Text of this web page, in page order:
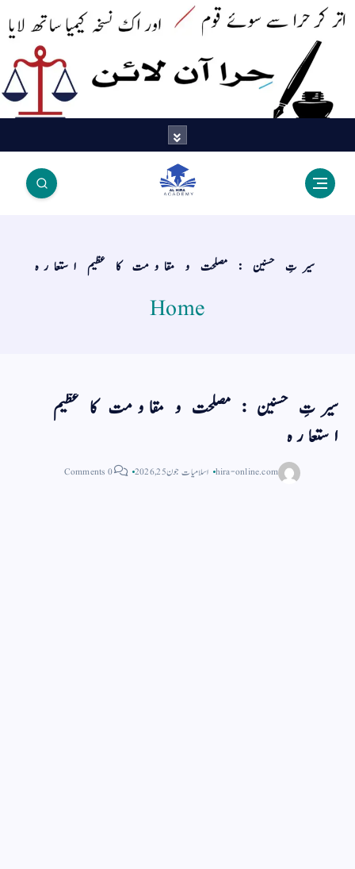
اک نسخہ کیمیا ساتھ لایا
سیرتِ حسنین : مصلحت و مقاومت کا عظیم استعارہ
Home
سیرتِ حسنین : مصلحت و مقاومت کا عظیم
استعارہ
hira-online.com اسلامیات جون 25, 2026 0 Comments